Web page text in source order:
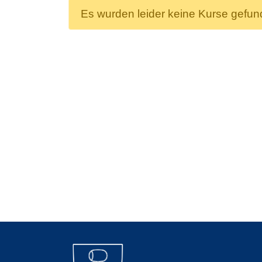
Es wurden leider keine Kurse